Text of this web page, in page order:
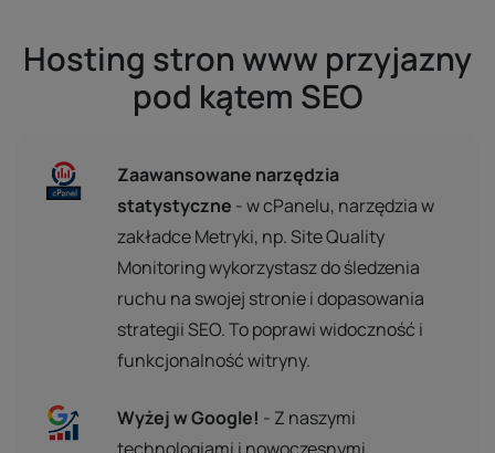
Hosting stron www przyjazny
pod kątem SEO
Zaawansowane narzędzia
statystyczne - w cPanelu, narzędzia w
zakładce Metryki, np. Site Quality
Monitoring wykorzystasz do śledzenia
ruchu na swojej stronie i dopasowania
strategii SEO. To poprawi widoczność i
funkcjonalność witryny.
Wyżej w Google! - Z naszymi